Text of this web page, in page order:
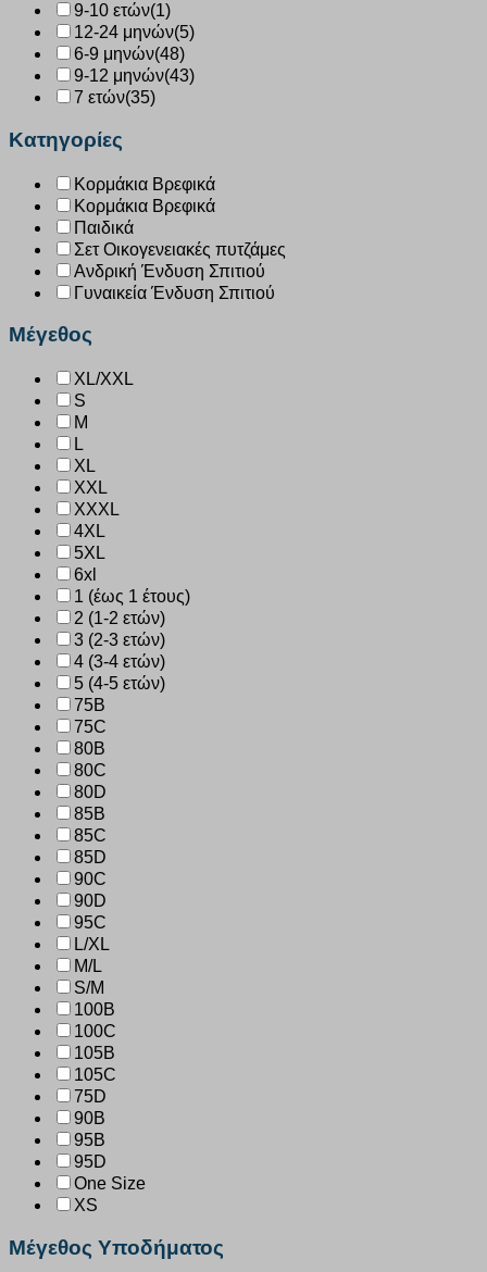
9-10 ετών(1)
12-24 μηνών(5)
6-9 μηνών(48)
9-12 μηνών(43)
7 ετών(35)
Κατηγορίες
Κορμάκια Βρεφικά
Κορμάκια Βρεφικά
Παιδικά
Σετ Οικογενειακές πυτζάμες
Ανδρική Ένδυση Σπιτιού
Γυναικεία Ένδυση Σπιτιού
Μέγεθος
XL/XXL
S
M
L
XL
XXL
XXXL
4XL
5XL
6xl
1 (έως 1 έτους)
2 (1-2 ετών)
3 (2-3 ετών)
4 (3-4 ετών)
5 (4-5 ετών)
75B
75C
80B
80C
80D
85B
85C
85D
90C
90D
95C
L/XL
M/L
S/M
100B
100C
105B
105C
75D
90B
95B
95D
One Size
XS
Μέγεθος Υποδήματος